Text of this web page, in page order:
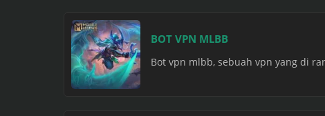
BOT VPN MLBB
Bot vpn mlbb, sebuah vpn yang di